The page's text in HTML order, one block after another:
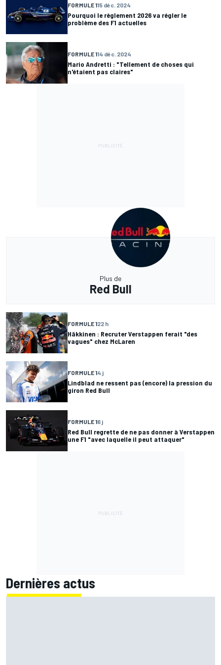
FORMULE 115 déc. 2024
Pourquoi le règlement 2026 va régler le
problème des F1 actuelles
FORMULE 114 déc. 2024
Mario Andretti : "Tellement de choses qui
n'étaient pas claires"
Plus de
Red Bull
FORMULE 122 h
Häkkinen : Recruter Verstappen ferait "des
vagues" chez McLaren
FORMULE 14 j
Lindblad ne ressent pas (encore) la pression du
giron Red Bull
FORMULE 16 j
Red Bull regrette de ne pas donner à Verstappen
une F1 "avec laquelle il peut attaquer"
Dernières actus